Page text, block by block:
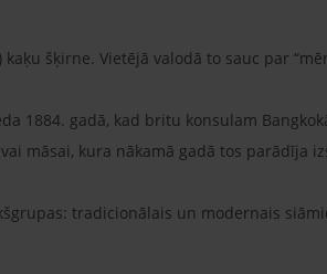
šķirne. Vietējā valodā to sauc par
1884. gadā, kad britu konsulam
māsai, kura nākamā gadā tos parādīja
tradicionālais un modernais